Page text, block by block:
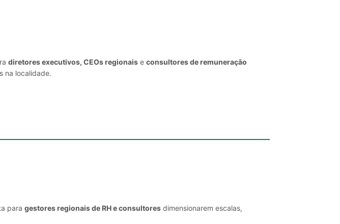
diretores executivos, CEOs regionais e consultores de remuneração
na localidade.
para gestores regionais de RH e consultores dimensionarem escalas,